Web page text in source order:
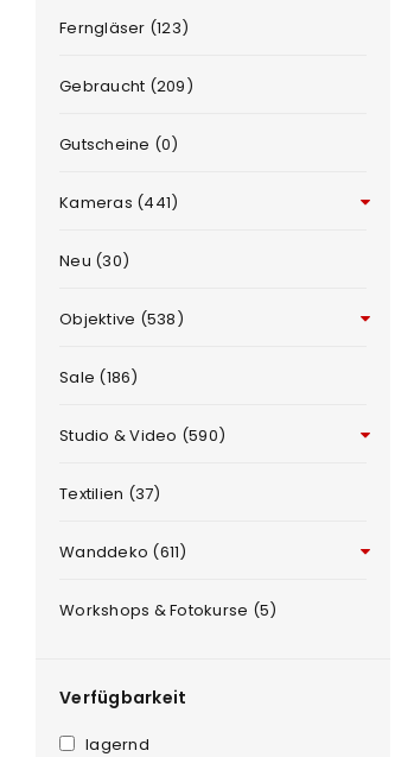
Passwort
Ferngläser (123)
Gebraucht (209)
Gutscheine (0)
Kameras (441)
Neu (30)
Objektive (538)
Sale (186)
Studio & Video (590)
Textilien (37)
Wanddeko (611)
Workshops & Fotokurse (5)
Verfügbarkeit
lagernd